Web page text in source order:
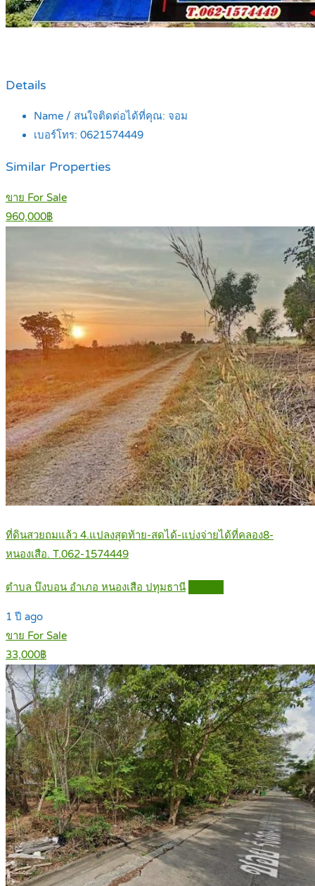
Details
Name / สนใจติดต่อได้ที่คุณ: จอม
เบอร์โทร: 0621574449
Similar Properties
ขาย For Sale
960,000฿
ที่ดินสวยถมแล้ว 4.แปลงสุดท้าย-สดได้-แบ่งจ่ายได้ที่คลอง8-
หนองเสือ. T.062-1574449
ตำบล บึงบอน อำเภอ หนองเสือ ปทุมธานี
1 ปี ago
ขาย For Sale
33,000฿